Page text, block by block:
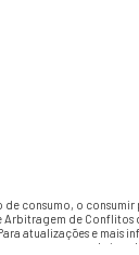
de consumo, o
Arbitragem de Conflitos
atualizações e mais
ao abrigo